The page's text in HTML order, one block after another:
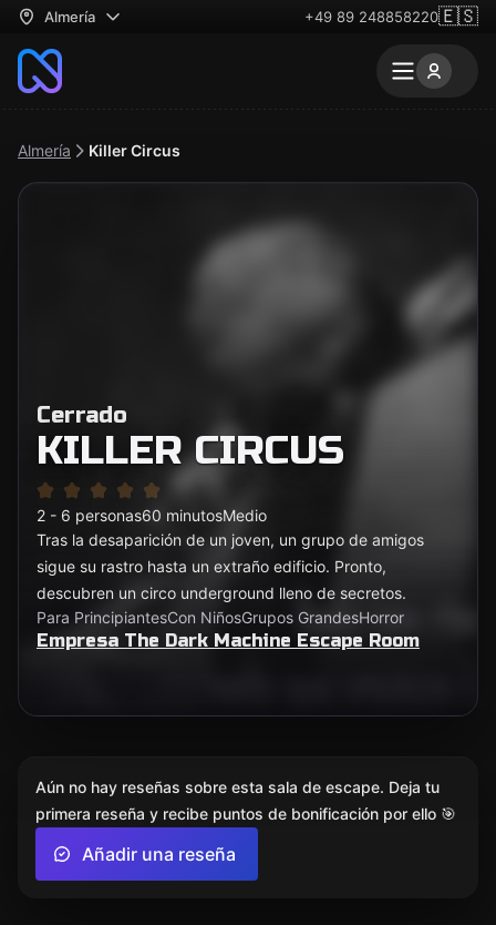
Almería +49 89 248858220🇪🇸
Almería Killer Circus
Cerrado
KILLER CIRCUS
2 - 6 personas60 minutosMedio
Tras la desaparición de un joven, un grupo de amigos
sigue su rastro hasta un extraño edificio. Pronto,
descubren un circo underground lleno de secretos.
Para PrincipiantesCon NiñosGrupos GrandesHorror
Empresa The Dark Machine Escape Room
Aún no hay reseñas sobre esta sala de escape. Deja tu
primera reseña y recibe puntos de bonificación por ello 🎯
Añadir una reseña